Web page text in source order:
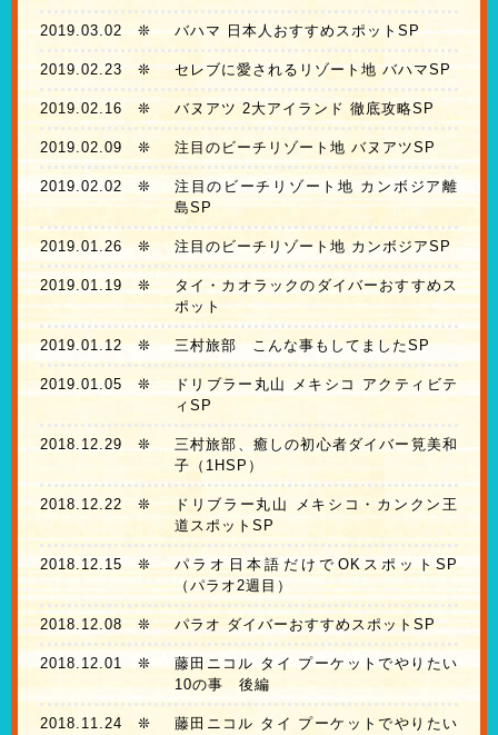
2019.03.02❊ バハマ 日本人おすすめスポットSP
2019.02.23 ❊ セレブに愛されるリゾート地 バハマSP
2019.02.16 ❊ バヌアツ 2大アイランド 徹底攻略SP
2019.02.09 ❊ 注目のビーチリゾート地 バヌアツSP
2019.02.02 ❊
注目のビーチリゾート地 カンボジア離
島SP
2019.01.26❊ 注目のビーチリゾート地 カンボジアSP
2019.01.19 ❊
タイ・カオラックのダイバーおすすめス
ポット
2019.01.12❊ 三村旅部 こんな事もしてましたSP
2019.01.05 ❊
ドリブラー丸山 メキシコ アクティビテ
ィSP
2018.12.29 ❊
三村旅部、癒しの初心者ダイバー筧美和
子（1HSP）
2018.12.22 ❊
ドリブラー丸山 メキシコ・カンクン王
道スポットSP
2018.12.15❊
パラオ日本語だけでOKスポットSP
（パラオ2週目）
2018.12.08 ❊ パラオ ダイバーおすすめスポットSP
2018.12.01 ❊
藤田ニコル タイ プーケットでやりたい
10の事 後編
2018.11.24 ❊
藤田ニコル タイ プーケットでやりたい